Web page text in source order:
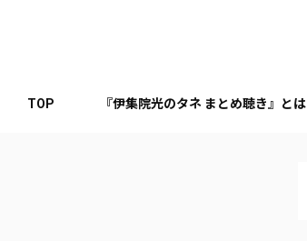
TOP 『伊集院光のタネ まとめ聴き』とは